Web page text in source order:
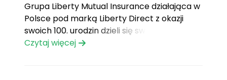
Grupa Liberty Mutual Insurance działająca w
Polsce pod marką Liberty Direct z okazji
swoich 100. urodzin dzieli się swoim
szczęściem z Marzycielami warszawskiego
Czytaj więcej